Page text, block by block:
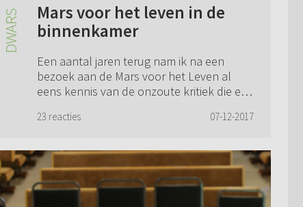
Mars voor het leven in de
binnenkamer
Een aantal jaren terug nam ik na een
bezoek aan de Mars voor het Leven al
eens kennis van de onzoute kritiek die er
abortus. Een man op leeftijd uit de
23 reacties 07-12-2017